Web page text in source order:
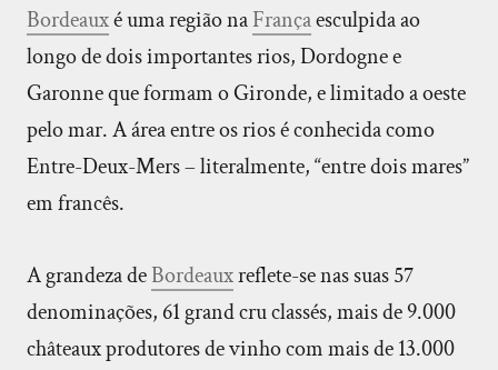
Bordeauxé uma região naFrançaesculpida ao
longo de dois importantes rios, Dordogne e
Garonne que formam o Gironde, e limitado a oeste
pelo mar. A área entre os rios é conhecida como
Entre-Deux-Mers – literalmente, “entre dois mares”
em francês.
A grandeza deBordeauxreflete-se nas suas 57
denominações, 61 grand cru classés, mais de 9.000
châteaux produtores de vinho com mais de 13.000